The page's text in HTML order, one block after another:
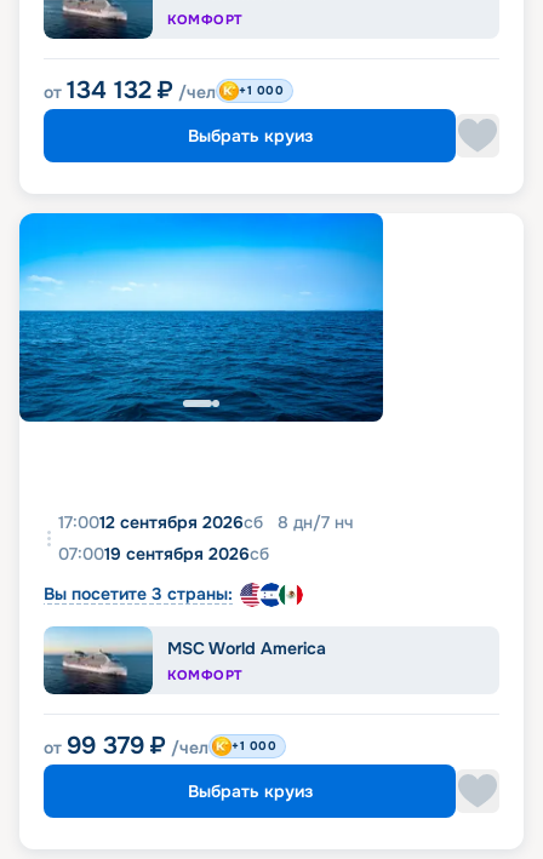
КОМФОРТ
от 134 132 ₽ /чел +1 000
Выбрать круиз
17:0012 сентября 2026сб 8 дн/7 нч
07:0019 сентября 2026сб
Вы посетите 3 страны:
MSC World America
КОМФОРТ
от 99 379 ₽ /чел +1 000
Выбрать круиз